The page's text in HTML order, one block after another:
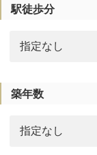
駅徒歩分
築年数